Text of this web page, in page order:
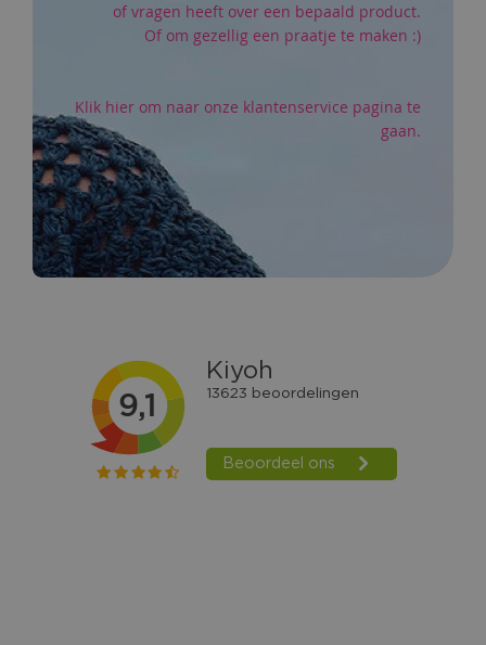
of vragen heeft over een bepaald product.
Of om gezellig een praatje te maken :)
Klik hier om naar onze klantenservice pagina te
gaan.